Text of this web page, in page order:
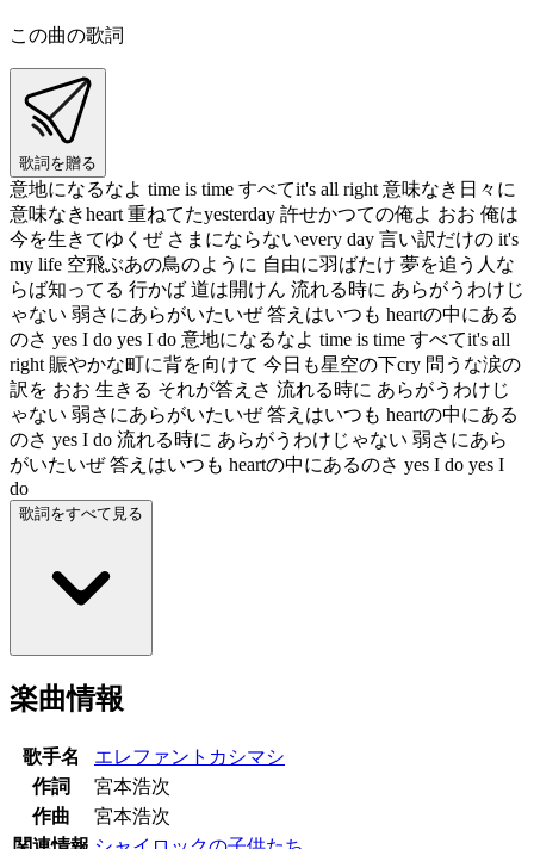
この曲の歌詞
歌詞を贈る
意地になるなよ time is time すべてit's all right 意味なき日々に
意味なきheart 重ねてたyesterday 許せかつての俺よ おお 俺は
今を生きてゆくぜ さまにならないevery day 言い訳だけの it's
my life 空飛ぶあの鳥のように 自由に羽ばたけ 夢を追う人な
らば知ってる 行かば 道は開けん 流れる時に あらがうわけじ
ゃない 弱さにあらがいたいぜ 答えはいつも heartの中にある
のさ yes I do yes I do 意地になるなよ time is time すべてit's all
right 賑やかな町に背を向けて 今日も星空の下cry 問うな涙の
訳を おお 生きる それが答えさ 流れる時に あらがうわけじ
ゃない 弱さにあらがいたいぜ 答えはいつも heartの中にある
のさ yes I do 流れる時に あらがうわけじゃない 弱さにあら
がいたいぜ 答えはいつも heartの中にあるのさ yes I do yes I
do
歌詞をすべて見る
楽曲情報
歌手名
エレファントカシマシ
作詞
宮本浩次
作曲
宮本浩次